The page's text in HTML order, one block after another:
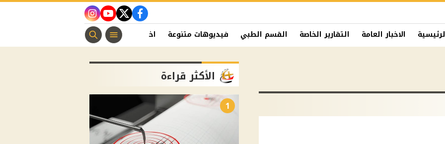
facebook
twitter
youtube
instagram
الاخبار العامة التقارير الخاصة القسم الطبي فيديوهات متنوعة اخبار الفن منوعات مسيحية
الأكثر قراءة
1